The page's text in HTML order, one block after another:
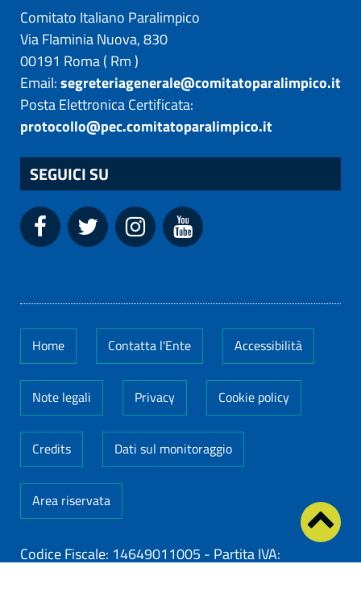
Comitato Italiano Paralimpico
Via Flaminia Nuova, 830
00191 Roma( Rm)
Email:segreteriagenerale@comitatoparalimpico.it
Posta Elettronica Certificata:
protocollo@pec.comitatoparalimpico.it
SEGUICI SU
Home Contatta l'Ente Accessibilità
Note legali Privacy Cookie policy
Credits Dati sul monitoraggio
Area riservata
Codice Fiscale: 14649011005 - Partita IVA: